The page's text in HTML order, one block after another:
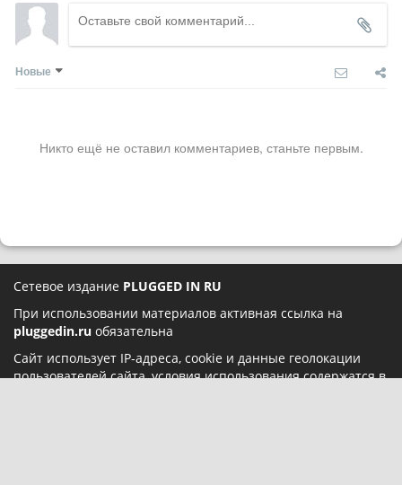
Новые
Никто ещё не оставил комментариев, станьте первым.
Сетевое издание PLUGGED IN RU
При использовании материалов активная ссылка на
pluggedin.ru обязательна
Сайт использует IP-адреса, cookie и данные геолокации
пользователей сайта, условия использования содержатся в